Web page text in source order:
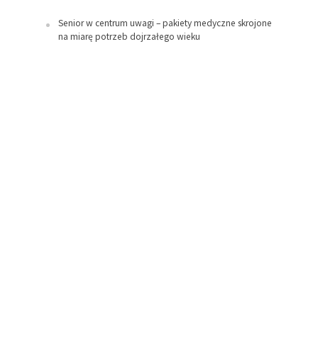
Senior w centrum uwagi – pakiety medyczne skrojone
na miarę potrzeb dojrzałego wieku